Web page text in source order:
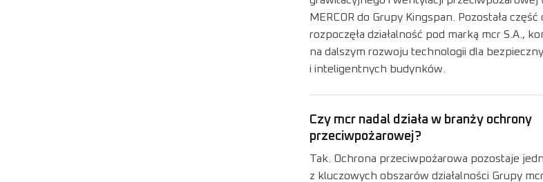
MERCOR do Grupy Kingspan. Pozostała część
rozpoczęła działalność pod marką mcr S.A.,
na dalszym rozwoju technologii dla
i inteligentnych budynków.
Czy mcr nadal działa w branży ochrony
przeciwpożarowej?
Tak. Ochrona przeciwpożarowa pozostaje
z kluczowych obszarów działalności Grupy